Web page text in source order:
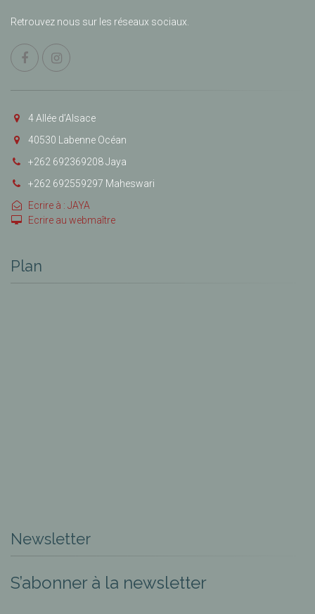
Retrouvez nous sur les réseaux sociaux.
4 Allée d’Alsace
40530 Labenne Océan
+262 692369208 Jaya
+262 692559297 Maheswari
Ecrire à : JAYA
Ecrire au webmaître
Plan
Newsletter
S’abonner à la newsletter